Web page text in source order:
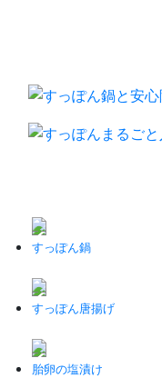
すっぽん鍋
すっぽん唐揚げ
胎卵の塩漬け